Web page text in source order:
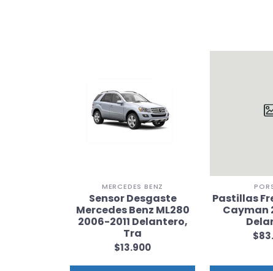
MERCEDES BENZ
Sensor Desgaste
Mercedes Benz ML280
2006-2011 Delantero,
Tra
$13.900
Pastillas
Cayman